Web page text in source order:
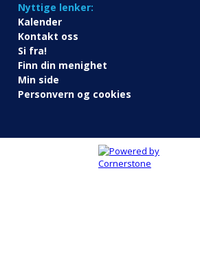
Nyttige lenker:
Kalender
Kontakt oss
Si fra!
Finn din menighet
Min side
Personvern og cookies